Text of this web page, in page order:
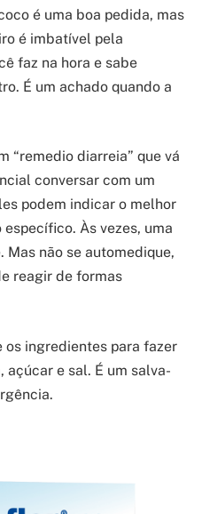
é uma boa pedida, mas
é imbatível pela
faz na hora e sabe
É um achado quando a
“remedio diarreia” que vá
conversar com um
podem indicar o melhor
Às vezes, uma
não se automedique,
reagir de formas
os ingredientes para fazer
açúcar e sal. É um salva-